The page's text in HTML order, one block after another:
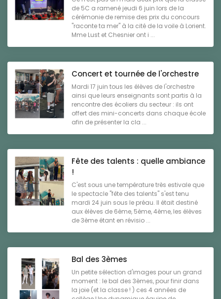
de 5C a ramené jeudi 6 juin lors de la
cérémonie de remise des prix du concours
"raconte ta mer" à la cité de la voile à Lorient.
Mme Lust et Chesnier ont i ...
Concert et tournée de l'orchestre
Mardi 17 juin tous les élèves de l'orchestre
ainsi que leurs enseignants sont partis à la
rencontre des écoliers du secteur : ils ont
offert des mini-concerts dans chaque école
afin de présenter la cla ...
Fête des talents : quelle ambiance
!
C'est sous une température très estivale que
le spectacle "fête des talents" s'est tenu
mardi 24 juin sous le préau. Il était destiné
aux élèves de 6ème, 5ème, 4ème, les élèves
de 3ème étant en révisio ...
Bal des 3èmes
Un petite sélection d'images pour un grand
moment : le bal des 3èmes, pour finir dans
la joie (et la classe ! ) ces 4 années de